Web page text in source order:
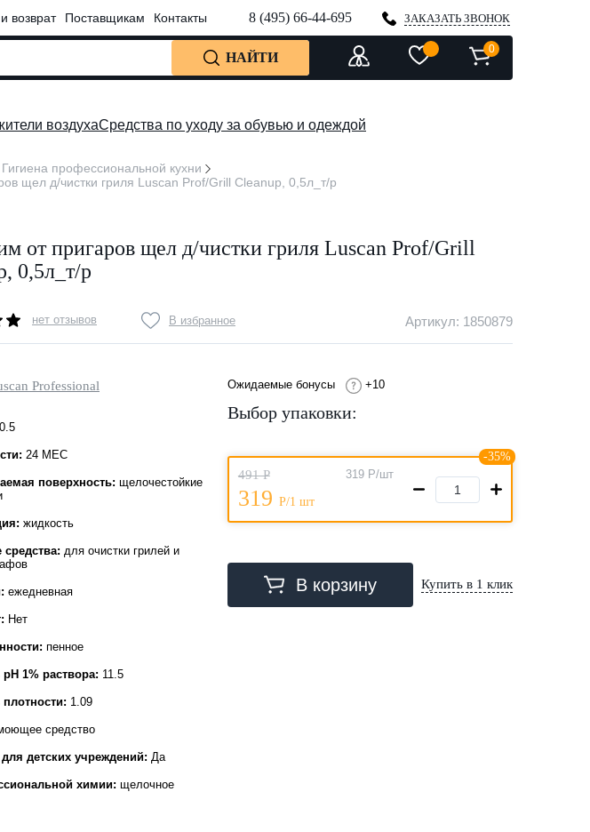
возврат Поставщикам Контакты 8 (495) 66-44-695 ЗАКАЗАТЬ ЗВОНОК
НАЙТИ
0
воздухаСредства по уходу за обувью и одеждой
Гигиена профессиональной кухни
щел д/чистки гриля Luscan Prof/Grill Cleanup, 0,5л_т/р
от пригаров щел д/чистки гриля Luscan Prof/Grill
0,5л_т/р
нет отзывов В избранное Артикул: 1850879
Professional
0.5
24 МЕС
поверхность: щелочестойкие
жидкость
средства: для очистки грилей и
ежедневная
Нет
пенное
pH 1% раствора: 11.5
плотности: 1.09
средство
детских учреждений: Да
химии: щелочное
Ожидаемые бонусы +10
Выбор упаковки:
-35%
491 Р
319 Р/1 шт
319 Р/шт
В корзину Купить в 1 клик